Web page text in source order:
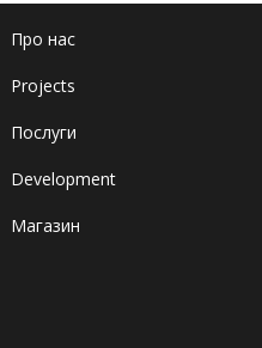
Про нас
Projects
Послуги
Development
Магазин